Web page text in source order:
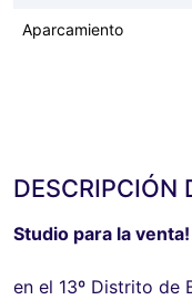
Aparcamiento
DESCRIPCIÓN
Studio para la venta!
en el 13º Distrito de